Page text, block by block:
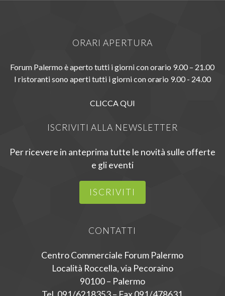
ORARI APERTURA
Forum Palermo è aperto tutti i giorni con orario 9.00 – 21.00
I ristoranti sono aperti tutti i giorni con orario 9.00 - 24.00
CLICCA QUI
ISCRIVITI ALLA NEWSLETTER
Per ricevere in anteprima tutte le novità sulle offerte
e gli eventi
ISCRIVITI
CONTATTI
Centro Commerciale Forum Palermo
Località Roccella, via Pecoraino
90100 – Palermo